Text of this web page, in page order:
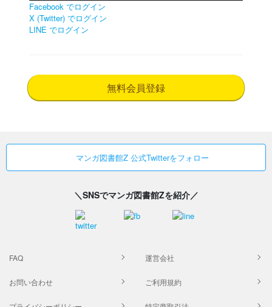
Facebook でログイン
X (Twitter) でログイン
LINE でログイン
無料会員登録
マンガ図書館Z 公式Twitterをフォロー
＼SNSでマンガ図書館Zを紹介／
FAQ 運営会社
お問い合わせ ご利用規約